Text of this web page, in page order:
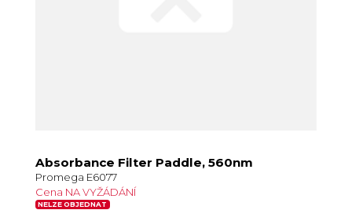
Absorbance Filter Paddle, 560nm
Promega E6077
Cena NA VYŽÁDÁNÍ
NELZE OBJEDNAT